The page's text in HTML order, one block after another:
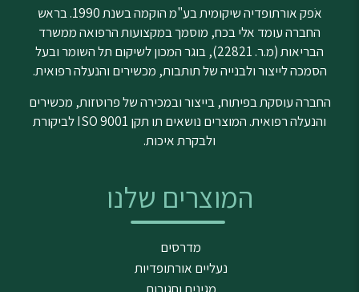
אֹפק אורתופדיה שיקומית בע"מ הוקמה בשנת 1990. בראש
החברה עומד אלי בכח, מוסמך במקצועות הרפואה ממשרד
הבריאות (מ.ר. 22821), בוגר המכון לשיקום תל השומר ובעל
הסמכה לייצור ולבנייה של תותבות, מכשירים והנעלה רפואית.
החברה עוסקת בפיתוח, בייצור ובמכירה של פרוטזות, מכשירים
והנעלה רפואית. המוצרים נושאים תו תקן ISO 9001 לביקורת
ולבקרת איכות.
המוצרים שלנו
מדרסים
נעליים אורתופדיות